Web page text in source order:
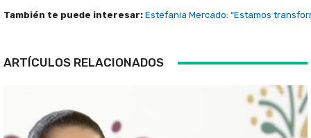
También te puede interesar: Estefanía Mercado: “Estamos
ARTÍCULOS RELACIONADOS